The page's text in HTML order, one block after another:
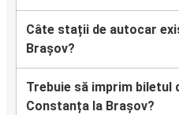
Câte stații de autocar
Brașov?
Trebuie să imprim biletul
Constanța la Brașov?